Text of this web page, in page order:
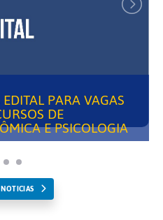
PARA VAGAS
DE
E PSICOLOGIA